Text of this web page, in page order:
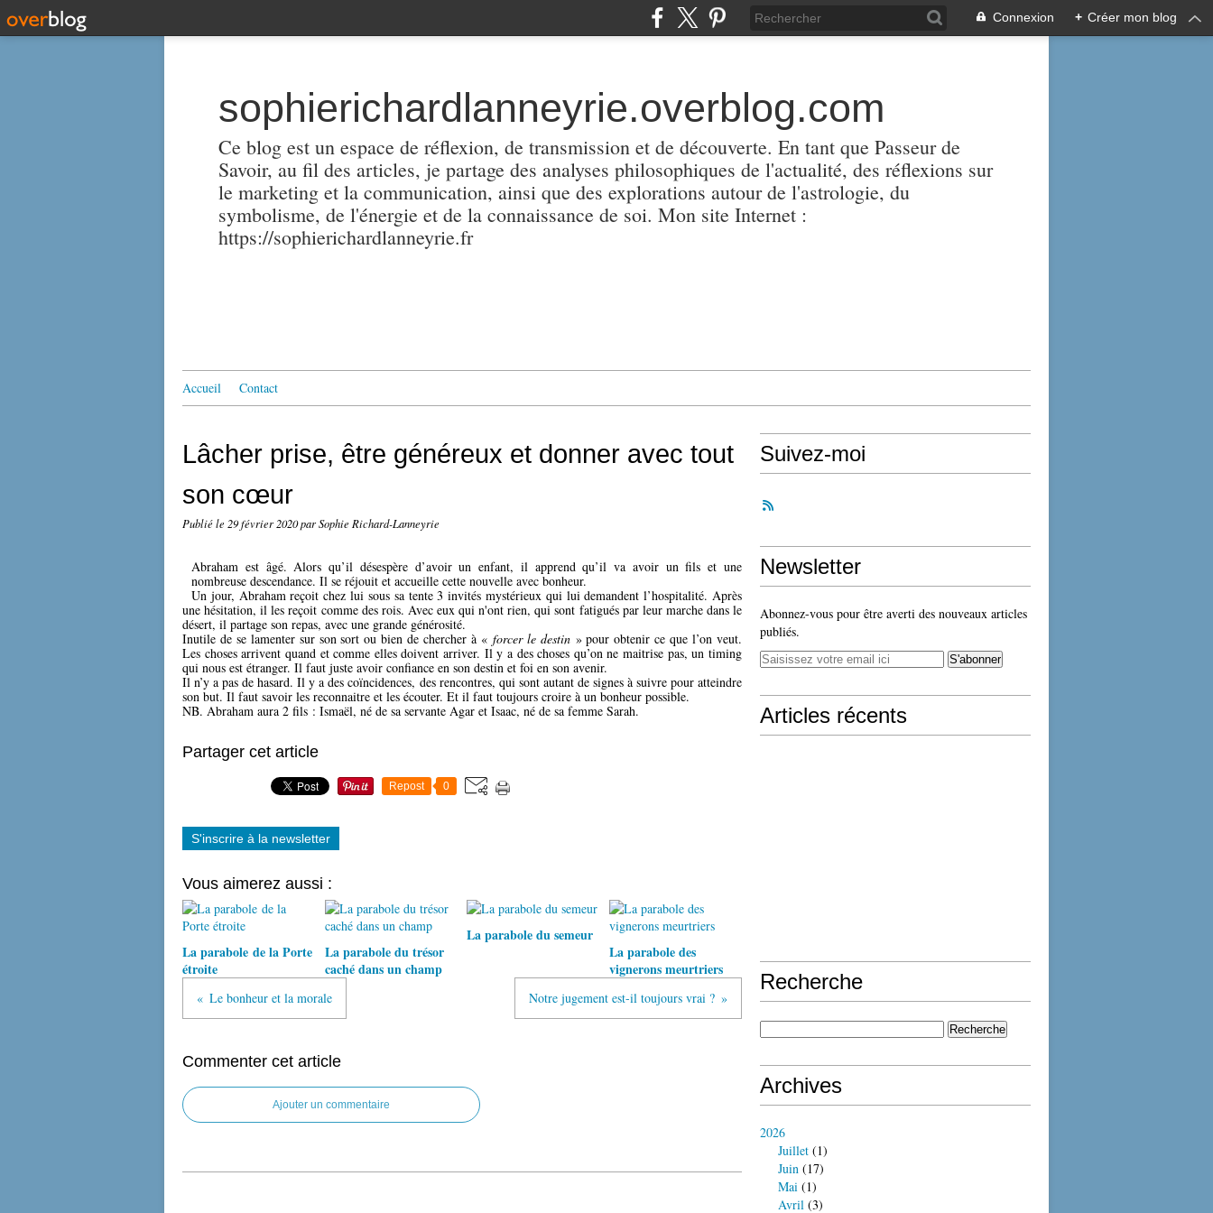
Connexion + Créer mon blog
sophierichardlanneyrie.overblog.com
Ce blog est un espace de réflexion, de transmission et de découverte. En tant que Passeur de
Savoir, au fil des articles, je partage des analyses philosophiques de l'actualité, des réflexions sur
le marketing et la communication, ainsi que des explorations autour de l'astrologie, du
symbolisme, de l'énergie et de la connaissance de soi. Mon site Internet :
https://sophierichardlanneyrie.fr
Accueil Contact
Lâcher prise, être généreux et donner avec tout
son cœur
Publié le 29 février 2020par Sophie Richard-Lanneyrie
Abraham est âgé. Alors qu’il désespère d’avoir un enfant, il apprend qu’il va avoir un fils et une
nombreuse descendance. Il se réjouit et accueille cette nouvelle avec bonheur.
Un jour, Abraham reçoit chez lui sous sa tente 3 invités mystérieux qui lui demandent l’hospitalité. Après
une hésitation, il les reçoit comme des rois. Avec eux qui n'ont rien, qui sont fatigués par leur marche dans le
désert, il partage son repas, avec une grande générosité.
Inutile de se lamenter sur son sort ou bien de chercher à « forcer le destin» pour obtenir ce que l’on veut.
Les choses arrivent quand et comme elles doivent arriver. Il y a des choses qu’on ne maitrise pas, un timing
qui nous est étranger. Il faut juste avoir confiance en son destin et foi en son avenir.
Il n’y a pas de hasard. Il y a des coïncidences, des rencontres, qui sont autant de signes à suivre pour atteindre
son but. Il faut savoir les reconnaitre et les écouter. Et il faut toujours croire à un bonheur possible.
NB. Abraham aura 2 fils : Ismaël, né de sa servante Agar et Isaac, né de sa femme Sarah.
Partager cet article
Repost 0
S'inscrire à la newsletter
Vous aimerez aussi :
La parabole de la Porte
étroite
La parabole du trésor
caché dans un champ
La parabole du semeur
La parabole des
vignerons meurtriers
Le bonheur et la morale Notre jugement est-il toujours vrai ?
Commenter cet article
Ajouter un commentaire
Suivez-moi
Newsletter
Abonnez-vous pour être averti des nouveaux articles
publiés.
Articles récents
Recherche
Archives
2026
Juillet (1)
Juin (17)
Mai (1)
Avril (3)